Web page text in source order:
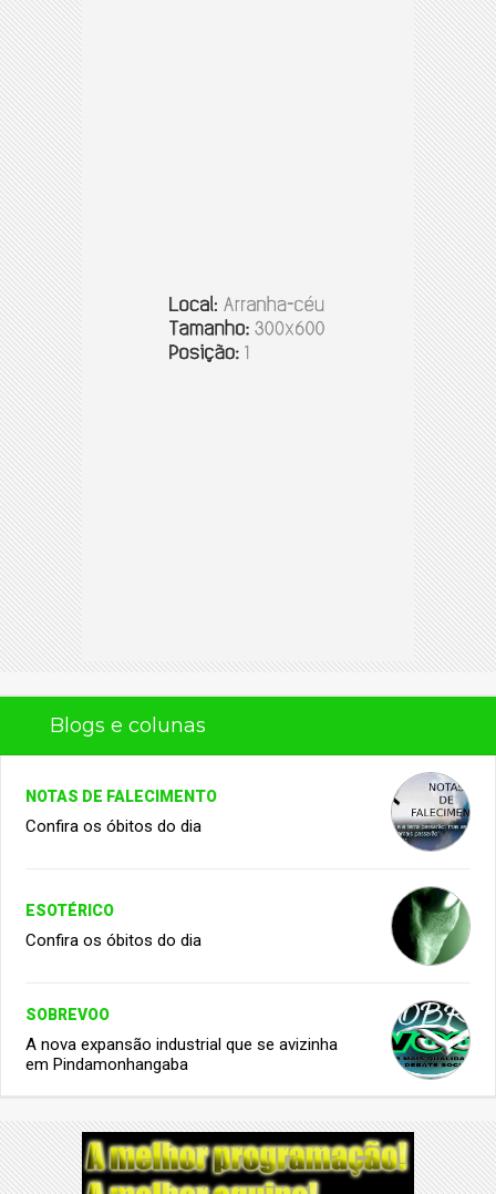
Blogs e colunas
NOTAS DE FALECIMENTO
Confira os óbitos do dia
ESOTÉRICO
Confira os óbitos do dia
SOBREVOO
A nova expansão industrial que se avizinha
em Pindamonhangaba